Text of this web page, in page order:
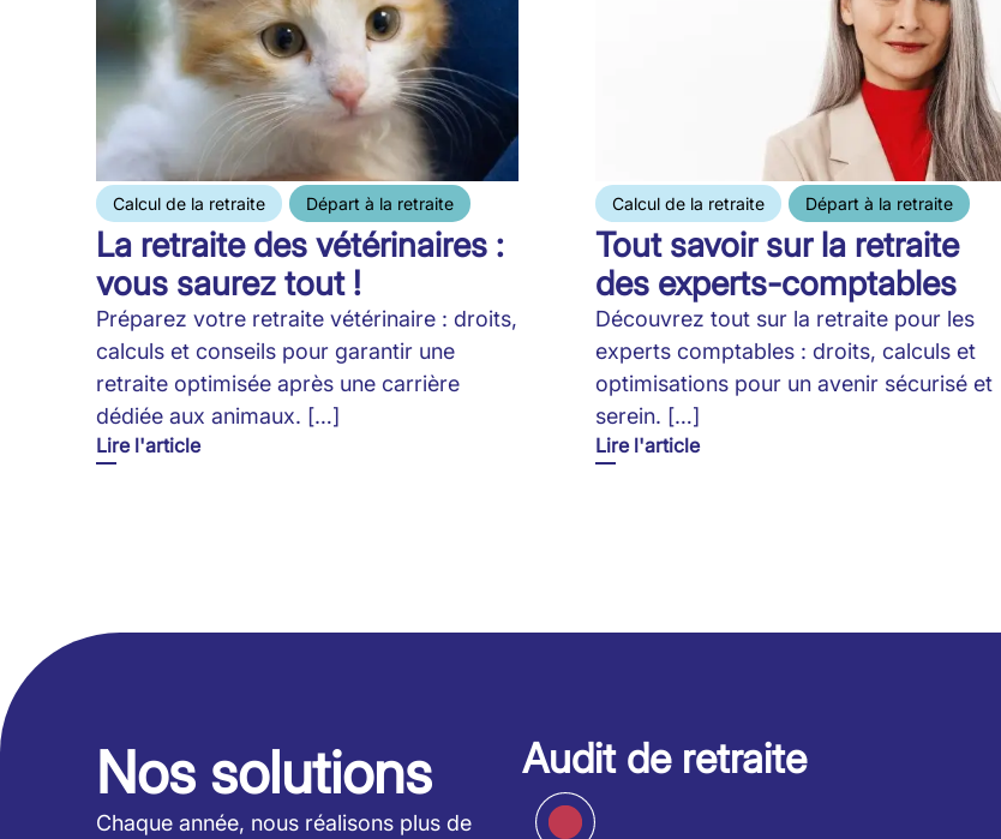
Calcul de la retraite Départ à la retraite
La retraite des vétérinaires :
vous saurez tout !
Préparez votre retraite vétérinaire : droits,
calculs et conseils pour garantir une
retraite optimisée après une carrière
dédiée aux animaux. […]
Lire l'article
Calcul de la retraite Départ à la retraite
Tout savoir sur la retraite
des experts-comptables
Découvrez tout sur la retraite pour les
experts comptables : droits, calculs et
optimisations pour un avenir sécurisé et
serein. […]
Lire l'article
Nos solutions
Chaque année, nous réalisons plus de
Audit de retraite